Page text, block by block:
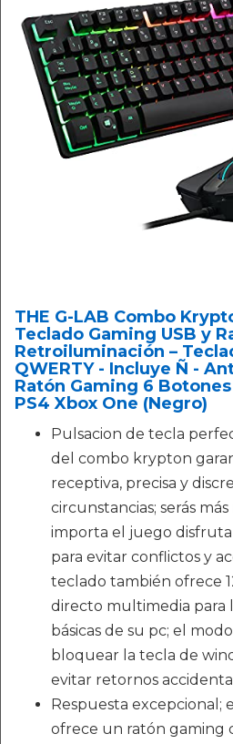
THE G-LAB Combo
Teclado Gaming USB y
Retroiluminación –
QWERTY - Incluye Ñ -
Ratón Gaming 6
PS4 Xbox One (Negro)
Pulsacion de tecla
del combo krypton
receptiva, precisa y
circunstancias; serás
importa el juego
para evitar conflictos y
teclado también ofrece
directo multimedia para
básicas de su pc; el
bloquear la tecla de
evitar retornos
Respuesta excepcional;
ofrece un ratón gaming